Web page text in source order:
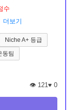
수
더보기
Niche A+ 등급
동팀
👁️ 121♥ 0